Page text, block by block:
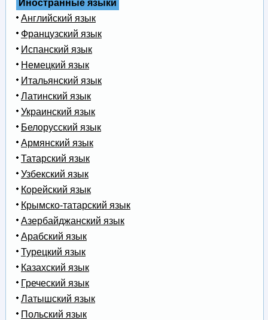
Иностранные языки
Английский язык
Французский язык
Испанский язык
Немецкий язык
Итальянский язык
Латинский язык
Украинский язык
Белорусский язык
Армянский язык
Татарский язык
Узбекский язык
Корейский язык
Крымско-татарский язык
Азербайджанский язык
Арабский язык
Турецкий язык
Казахский язык
Греческий язык
Латышский язык
Польский язык